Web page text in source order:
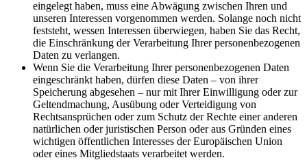
eingelegt haben, muss eine Abwägung zwischen Ihren und
unseren Interessen vorgenommen werden. Solange noch nicht
feststeht, wessen Interessen überwiegen, haben Sie das Recht,
die Einschränkung der Verarbeitung Ihrer personenbezogenen
Daten zu verlangen.
Wenn Sie die Verarbeitung Ihrer personenbezogenen Daten
eingeschränkt haben, dürfen diese Daten – von ihrer
Speicherung abgesehen – nur mit Ihrer Einwilligung oder zur
Geltendmachung, Ausübung oder Verteidigung von
Rechtsansprüchen oder zum Schutz der Rechte einer anderen
natürlichen oder juristischen Person oder aus Gründen eines
wichtigen öffentlichen Interesses der Europäischen Union
oder eines Mitgliedstaats verarbeitet werden.